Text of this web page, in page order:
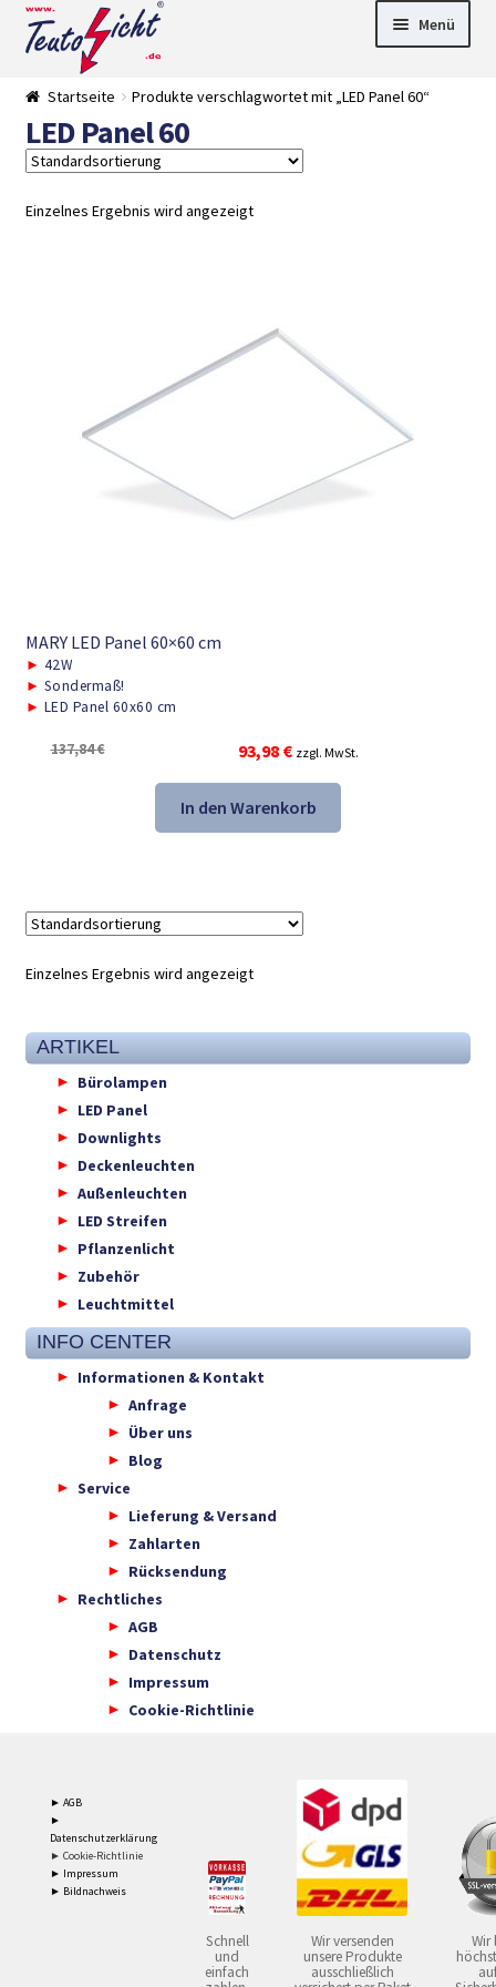
Zur
Navigation
springen
Springe
zum
Menü
► LED Panel
►
Startseite Produkte verschlagwortet mit „LED Panel 60“
LED Panel 60
Einzelnes Ergebnis wird angezeigt
MARY LED Panel 60×60 cm
► 42W
► Sondermaß!
► LED Panel 60x60 cm
137,84€
Ursprünglicher
Preis
war:
137,84 €
93,98 €Aktueller
Preis
ist:
93,98 €.
zzgl. MwSt.
In den Warenkorb
Einzelnes Ergebnis wird angezeigt
ARTIKEL
Bürolampen
LED Panel
Downlights
Deckenleuchten
Außenleuchten
LED Streifen
Pflanzenlicht
Zubehör
Leuchtmittel
INFO CENTER
Informationen & Kontakt
Anfrage
Über uns
Blog
Service
Lieferung & Versand
Zahlarten
Rücksendung
Rechtliches
AGB
Datenschutz
Impressum
Cookie-Richtlinie
► AGB
►
Datenschutzerklärung
► Cookie-Richtlinie
► Impressum
► Bildnachweis
Schnell
und
einfach
Wir versenden
unsere Produkte
ausschließlich
Wir